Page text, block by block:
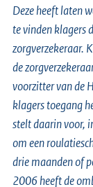
Deze heeft laten
te vinden klagers
zorgverzekeraar.
de
voorzitter van de
klagers toegang
stelt daarin voor,
om een
drie maanden of
2006 heeft de